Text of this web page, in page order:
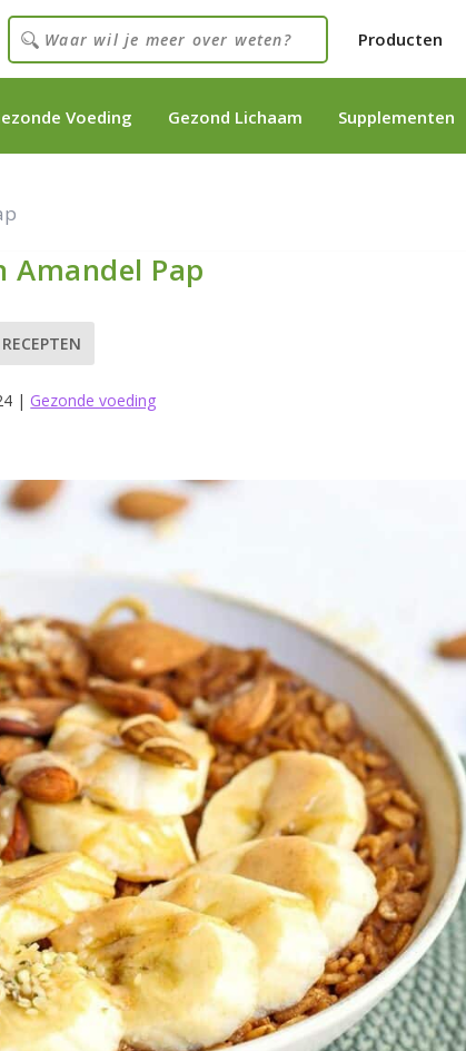
Producten
Voeding Gezond Lichaam Supplementen
Amandel Pap
RECEPTEN
| Gezonde voeding